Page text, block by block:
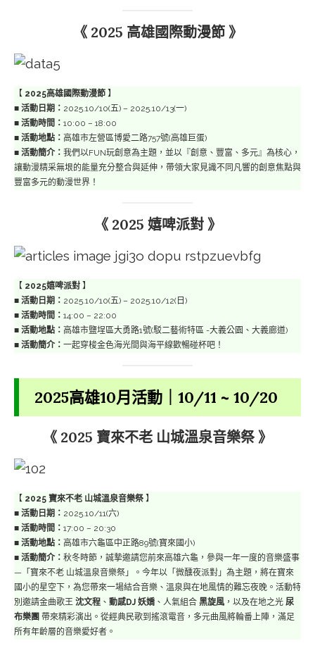
《 2025 高雄國際動漫節 》
【 2025高雄國際動漫節 】
■ 活動日期： 2025.10/10(五) – 2025.10/13(一)
■ 活動時間： 10:00 – 18:00
■ 活動地點： 高雄市左營區博愛二路757號(高雄巨蛋)
■ 活動簡介： 我們以FUN玩創意為主題，並以『創意、豐富、多元』為核心，
讓動漫精采無垠的能量充分整合與延伸，帶領大家見識不同凡響的創意焦點與
豐富多元的動漫世界！
《 2025 嬉啤派對 》
【 2025嬉啤派對 】
■ 活動日期： 2025.10/10(五) – 2025.10/12(日)
■ 活動時間： 14:00 – 22:00
■ 活動地點： 高雄市鹽埕區大勇路1號(駁二藝術特區 -大義公園、大義廊道)
■ 活動簡介： 一起穿梭金色海光間與海平線歡暢碰杯吧！
2025高雄10月活動｜10/11 ~ 10/20
《 2025 寶來不老 山城溫泉音樂祭 》
【 2025 寶來不老 山城溫泉音樂祭 】
■ 活動日期： 2025.10/11(六)
■ 活動時間： 17:00 – 20:30
■ 活動地點： 高雄市六龜區中正路89號(寶來國小)
■ 活動簡介： 秋冬時節，誠摯邀請您前來高雄六龜，參與一年一度的音樂盛事
—「寶來不老 山城溫泉音樂祭」。今年以「微醺夜派對」為主題，將在寶來
國小的星空下，為您帶來一場結合音樂、溫泉與在地風情的難忘夜晚。活動特
別邀請金曲歌王 沈文程 、 動感DJ 妖嬌、人氣組合 黑旋風 ，以及在地之光 尿
布樂團 帶來精彩演出。從經典民歌到搖滾電音，多元曲風將輪番上陣，滿足
所有年齡層的音樂愛好者。